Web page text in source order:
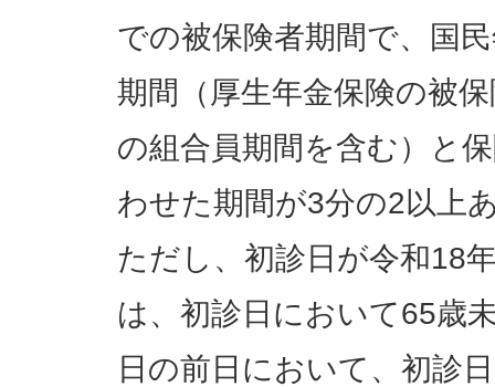
での被保険者期間で、国
期間（厚生年金保険の被
の組合員期間を含む）と
わせた期間が3分の2以上
ただし、初診日が令和18
は、初診日において65歳
日の前日において、初診